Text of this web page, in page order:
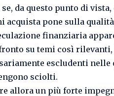
se, da questo punto di
acquista pone sulla
finanziaria
su temi così rilevanti,
escludenti
sciolti.
allora un più forte